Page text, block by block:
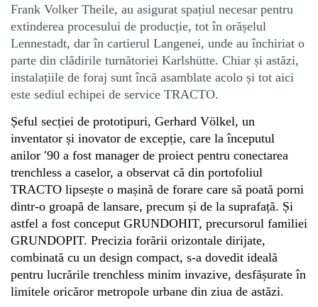
Frank Volker Theile, au asigurat spațiul necesar pentru
extinderea procesului de producție, tot în orășelul
Lennestadt, dar în cartierul Langenei, unde au închiriat o
parte din clădirile turnătoriei Karlshütte. Chiar și astăzi,
instalațiile de foraj sunt încă asamblate acolo și tot aici
este sediul echipei de service TRACTO.
Șeful secției de prototipuri, Gerhard Völkel, un
inventator și inovator de excepție, care la începutul
anilor ′90 a fost manager de proiect pentru conectarea
trenchless a caselor, a observat că din portofoliul
TRACTO lipsește o mașină de forare care să poată porni
dintr-o groapă de lansare, precum și de la suprafață. Și
astfel a fost conceput GRUNDOHIT, precursorul familiei
GRUNDOPIT. Precizia forării orizontale dirijate,
combinată cu un design compact, s-a dovedit ideală
pentru lucrările trenchless minim invazive, desfășurate în
limitele oricăror metropole urbane din ziua de astăzi.